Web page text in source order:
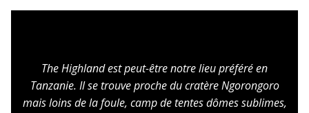
The Highland est peut-être notre lieu préféré en
Tanzanie. Il se trouve proche du cratère Ngorongoro
mais loins de la foule, camp de tentes dômes sublimes,